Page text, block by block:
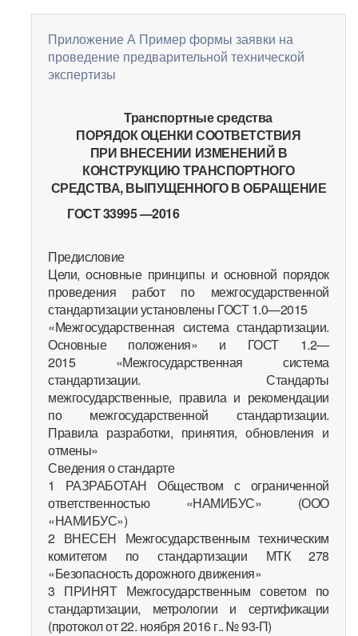
Приложение А Пример формы заявки на
проведение предварительной технической
экспертизы
Транспортные средства
ПОРЯДОК ОЦЕНКИ СООТВЕТСТВИЯ
ПРИ ВНЕСЕНИИ ИЗМЕНЕНИЙ В
КОНСТРУКЦИЮ ТРАНСПОРТНОГО
СРЕДСТВА, ВЫПУЩЕННОГО В ОБРАЩЕНИЕ
ГОСТ 33995 —2016
Предисловие
Цели, основные принципы и основной порядок
проведения работ по межгосударственной
стандартизации установлены ГОСТ 1.0—2015
«Межгосударственная система стандартизации.
Основные положения» и ГОСТ 1.2—
2015 «Межгосударственная система
стандартизации. Стандарты
межгосударственные, правила и рекомендации
по межгосударственной стандартизации.
Правила разработки, принятия, обновления и
отмены»
Сведения о стандарте
1 РАЗРАБОТАН Обществом с ограниченной
ответственностью «НАМИБУС» (ООО
«НАМИБУС»)
2 ВНЕСЕН Межгосударственным техническим
комитетом по стандартизации МТК 278
«Безопасность дорожного движения»
3 ПРИНЯТ Межгосударственным советом по
стандартизации, метрологии и сертификации
(протокол от 22. ноября 2016 г.. № 93-П)